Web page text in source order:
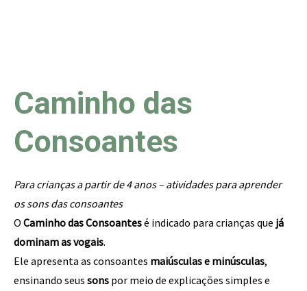
Caminho das
Consoantes
Para crianças a partir de 4 anos – atividades para aprender
os sons das consoantes
O Caminho das Consoantesé indicado para crianças que já
dominam as vogais.
Ele apresenta as consoantes maiúsculas e minúsculas,
ensinando seus sons por meio de explicações simples e